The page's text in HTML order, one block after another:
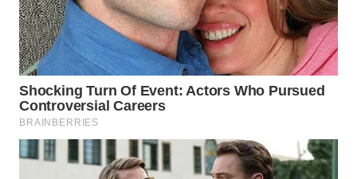
WN
PRIANGAN
TIMUR
WN
SEMARANG
WN
SOLO